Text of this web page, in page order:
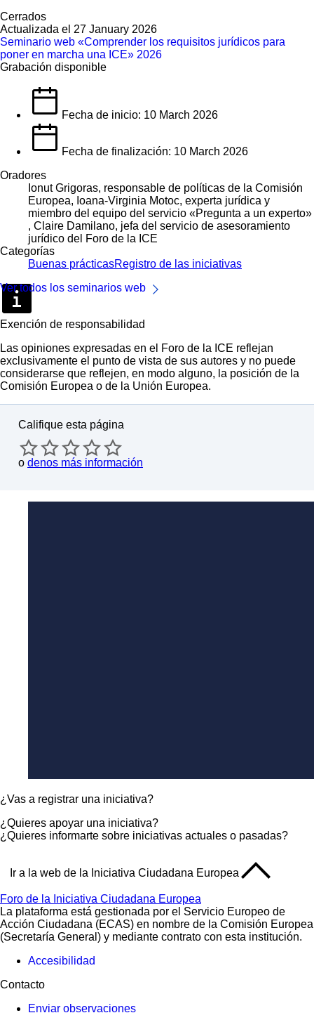
Cerrados
Actualizada el 27 January 2026
Seminario web «Comprender los requisitos jurídicos para
poner en marcha una ICE» 2026
Grabación disponible
Fecha de inicio: 10 March 2026
Fecha de finalización: 10 March 2026
Oradores
Ionut Grigoras, responsable de políticas de la Comisión
Europea, Ioana-Virginia Motoc, experta jurídica y
miembro del equipo del servicio «Pregunta a un experto»
, Claire Damilano, jefa del servicio de asesoramiento
jurídico del Foro de la ICE
Categorías
Buenas prácticasRegistro de las iniciativas
Ver todos los seminarios web
Exención de responsabilidad
Las opiniones expresadas en el Foro de la ICE reflejan
exclusivamente el punto de vista de sus autores y no puede
considerarse que reflejen, en modo alguno, la posición de la
Comisión Europea o de la Unión Europea.
Califique esta página
o denos más información
¿Vas a registrar una iniciativa?
¿Quieres apoyar una iniciativa?
¿Quieres informarte sobre iniciativas actuales o pasadas?
Ir a la web de la Iniciativa Ciudadana Europea
Foro de la Iniciativa Ciudadana Europea
La plataforma está gestionada por el Servicio Europeo de
Acción Ciudadana (ECAS) en nombre de la Comisión Europea
(Secretaría General) y mediante contrato con esta institución.
Accesibilidad
Contacto
Enviar observaciones